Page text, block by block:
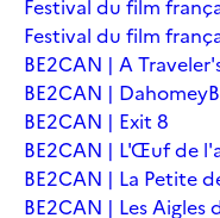
Festival du film
Festival du film
BE2CAN | A
BE2CAN | Dahomey
BE2CAN | Exit 8
BE2CAN | L'Œuf de
BE2CAN | La Petite
BE2CAN | Les Aigles